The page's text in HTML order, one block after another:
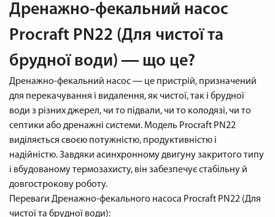
Дренажно-фекальний насос
Procraft PN22 (Для чистої та
брудної води) ― що це?
Дренажно-фекальний насос ― це пристрій, призначений
для перекачування і видалення, як чистої, так і брудної
води з різних джерел, чи то підвали, чи то колодязі, чи то
септики або дренажні системи. Модель Procraft PN22
виділяється своєю потужністю, продуктивністю і
надійністю. Завдяки асинхронному двигуну закритого типу
і вбудованому термозахисту, він забезпечує стабільну й
довгострокову роботу.
Переваги Дренажно-фекального насоса Procraft PN22 (Для
чистої та брудної води):